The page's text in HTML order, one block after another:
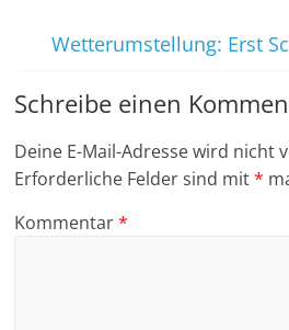
Wetterumstellung: Erst
Schreibe einen
Deine E-Mail-Adresse wird nicht
Erforderliche Felder sind mit*
Kommentar*